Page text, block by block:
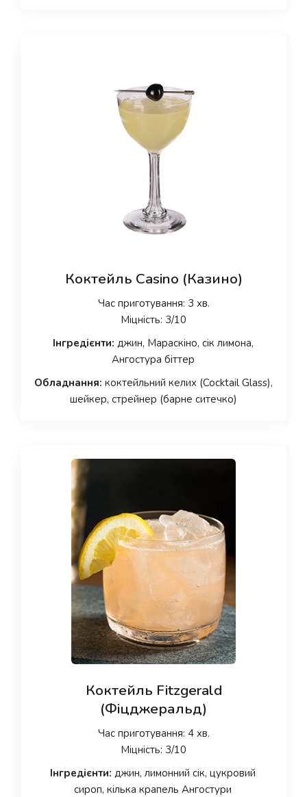
Коктейль Casino (Казино)
Час приготування: 3 хв.
Міцність: 3/10
Інгредієнти: джин, Мараскіно, сік лимона,
Ангостура біттер
Обладнання: коктейльний келих (Cocktail Glass),
шейкер, стрейнер (барне ситечко)
Коктейль Fitzgerald
(Фіцджеральд)
Час приготування: 4 хв.
Міцність: 3/10
Інгредієнти: джин, лимонний сік, цукровий
сироп, кілька крапель Ангостури